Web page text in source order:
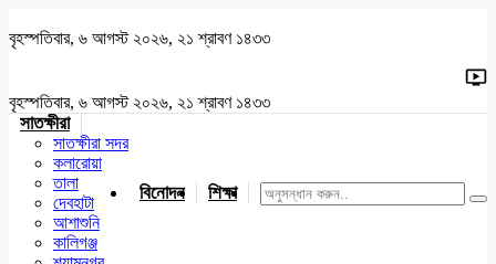
বৃহস্পতিবার, ৬ আগস্ট ২০২৬, ২১ শ্রাবণ ১৪৩৩
বৃহস্পতিবার, ৬ আগস্ট ২০২৬, ২১ শ্রাবণ ১৪৩৩
সাতক্ষীরা
সাতক্ষীরা সদর
কলারোয়া
তালা
দেবহাটা
আশাশুনি
কালিগঞ্জ
বিনোদন শিক্ষা খেলাধুলা জাতীয় যশোর